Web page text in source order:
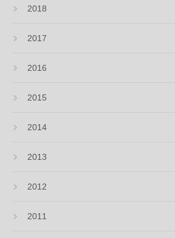
2018
2017
2016
2015
2014
2013
2012
2011